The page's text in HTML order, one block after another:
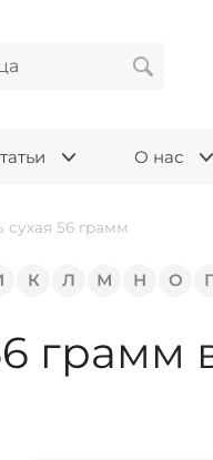
О нас
56 грамм
К Л М Н О
грамм